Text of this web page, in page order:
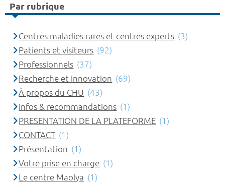
Par rubrique
Centres maladies rares et centres experts (3)
Patients et visiteurs (92)
Professionnels (37)
Recherche et innovation (69)
À propos du CHU (43)
Infos & recommandations (1)
PRESENTATION DE LA PLATEFORME (1)
CONTACT (1)
Présentation (1)
Votre prise en charge (1)
Le centre Maolya (1)